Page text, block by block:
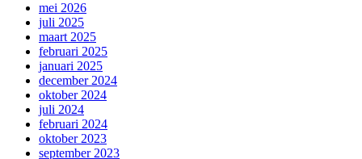
mei 2026
juli 2025
maart 2025
februari 2025
januari 2025
december 2024
oktober 2024
juli 2024
februari 2024
oktober 2023
september 2023